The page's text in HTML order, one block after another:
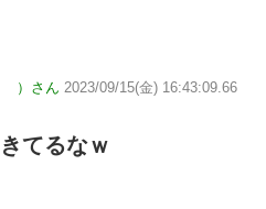
）さん 2023/09/15(金) 16:43:09.66
てるなｗ